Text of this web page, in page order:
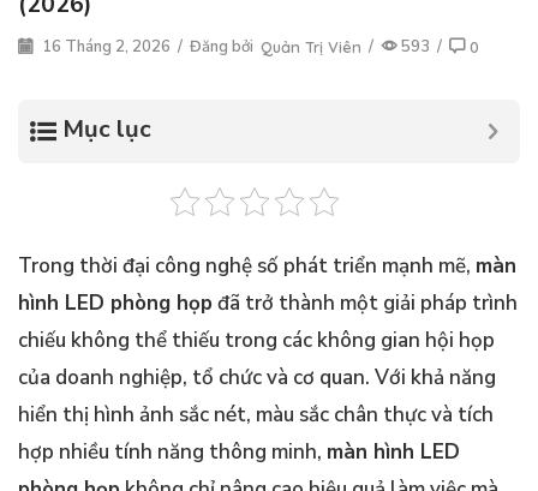
16 Tháng 2, 2026 / Đăng bởi Quản Trị Viên / 593 / 0
Mục lục
Trong thời đại công nghệ số phát triển mạnh mẽ, màn
hình LED phòng họpđã trở thành một giải pháp trình
chiếu không thể thiếu trong các không gian hội họp
của doanh nghiệp, tổ chức và cơ quan. Với khả năng
hiển thị hình ảnh sắc nét, màu sắc chân thực và tích
hợp nhiều tính năng thông minh, màn hình LED